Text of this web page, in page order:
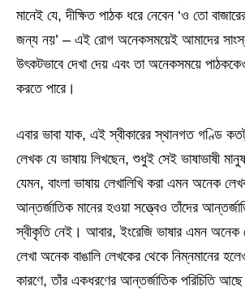
মানেই যে, দীক্ষিত পাঠক ধরে নেবেন ‘ও তো
জন্য নয়’ – এই রোগ অনেকসময়েই আমাদের
উৎকটভাবে দেখা দেয় এবং তা অনেকসময়ে
করতে পারে।
এবার ভাবা যাক, এই স্বীকারের স্থানগত গণ্ডি
লেখক যে ভাষায় লিখছেন, শুধুই সেই ভাষাভাষী
যেমন, বাংলা ভাষায় লেখালিখি করা এমন অনেক
আন্তর্জাতিক মানের হওয়া সত্ত্বেও তাঁদের
স্বীকৃতি নেই। আবার, ইংরেজি ভাষার এমন
লেখা অনেক বাঙালি লেখকের থেকে নিম্নমানের
কারণে, তাঁর একধরণের আন্তর্জাতিক পরিচিতি